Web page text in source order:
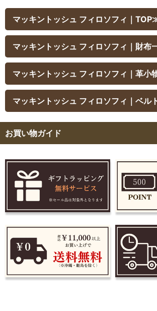
マッキントッシュ フィロソフィ｜
マッキントッシュ フィロソフィ｜財布
マッキントッシュ フィロソフィ｜革小
マッキントッシュ フィロソフィ｜ベル
お買い物ガイド